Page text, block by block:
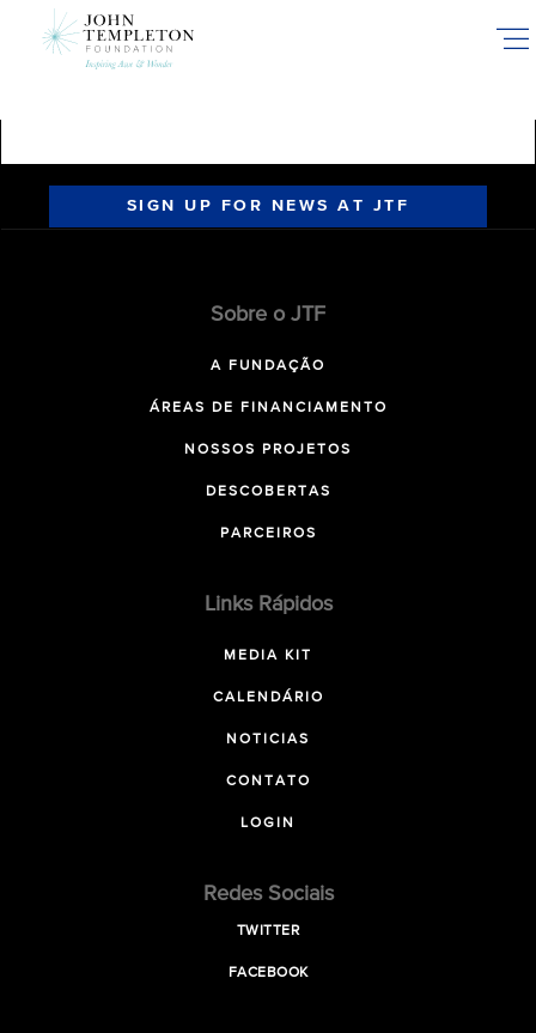
SIGN UP FOR NEWS AT JTF
Sobre o JTF
A FUNDAÇÃO
ÁREAS DE FINANCIAMENTO
NOSSOS PROJETOS
DESCOBERTAS
PARCEIROS
Links Rápidos
MEDIA KIT
CALENDÁRIO
NOTICIAS
CONTATO
LOGIN
Redes Sociais
TWITTER
FACEBOOK